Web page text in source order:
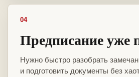
04
Предписание уже
Нужно быстро разобрать
и подготовить документы без